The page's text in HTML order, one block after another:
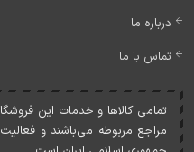
درباره ما
تماس با ما
تمامی کالاها و خدمات اين
مراجع مربوطه می‌باشند و